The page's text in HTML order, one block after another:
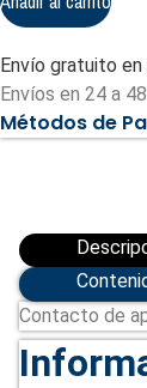
de
suelo
Envío gratuito
Envíos en 24 a 48
Métodos de
Contacto de